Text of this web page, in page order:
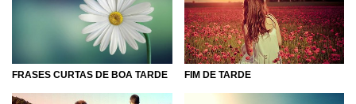
FRASES CURTAS DE BOA TARDE FIM DE TARDE